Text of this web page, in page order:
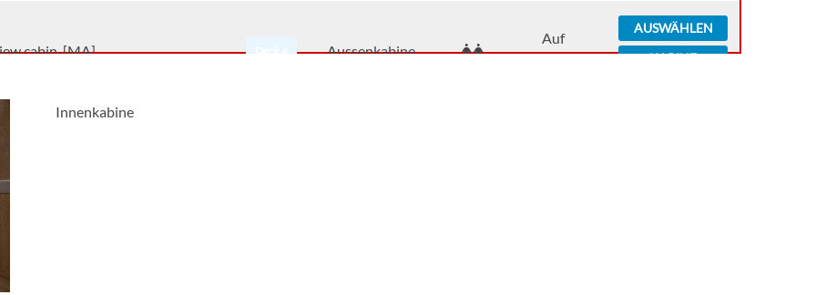
cabin-[MA] Aussenkabine
Auf
AUSWÄHLEN
KABINE
cabin-[MB]
cabin-[MC]
Innenkabine